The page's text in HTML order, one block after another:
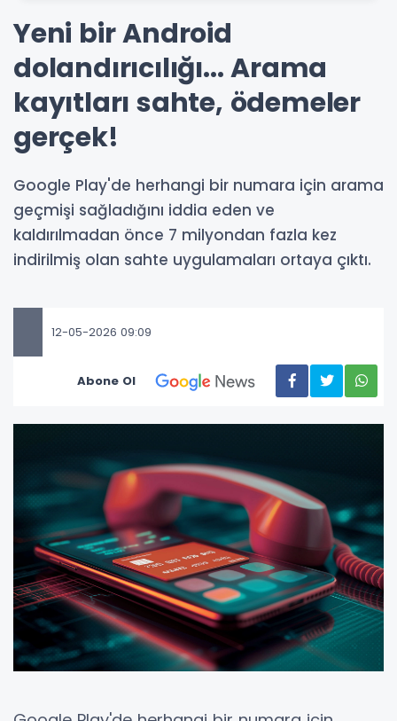
Yeni bir Android
dolandırıcılığı... Arama
kayıtları sahte, ödemeler
gerçek!
Google Play'de herhangi bir numara için arama
geçmişi sağladığını iddia eden ve
kaldırılmadan önce 7 milyondan fazla kez
indirilmiş olan sahte uygulamaları ortaya çıktı.
12-05-2026 09:09
Abone Ol